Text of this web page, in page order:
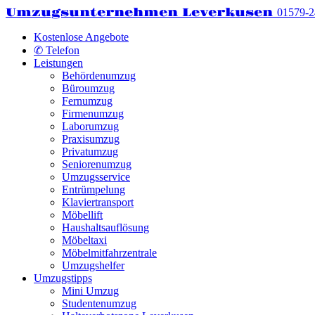
Umzugsunternehmen Leverkusen 01579-
Kostenlose Angebote
✆ Telefon
Leistungen
Behördenumzug
Büroumzug
Fernumzug
Firmenumzug
Laborumzug
Praxisumzug
Privatumzug
Seniorenumzug
Umzugsservice
Entrümpelung
Klaviertransport
Möbellift
Haushaltsauflösung
Möbeltaxi
Möbelmitfahrzentrale
Umzugshelfer
Umzugstipps
Mini Umzug
Studentenumzug